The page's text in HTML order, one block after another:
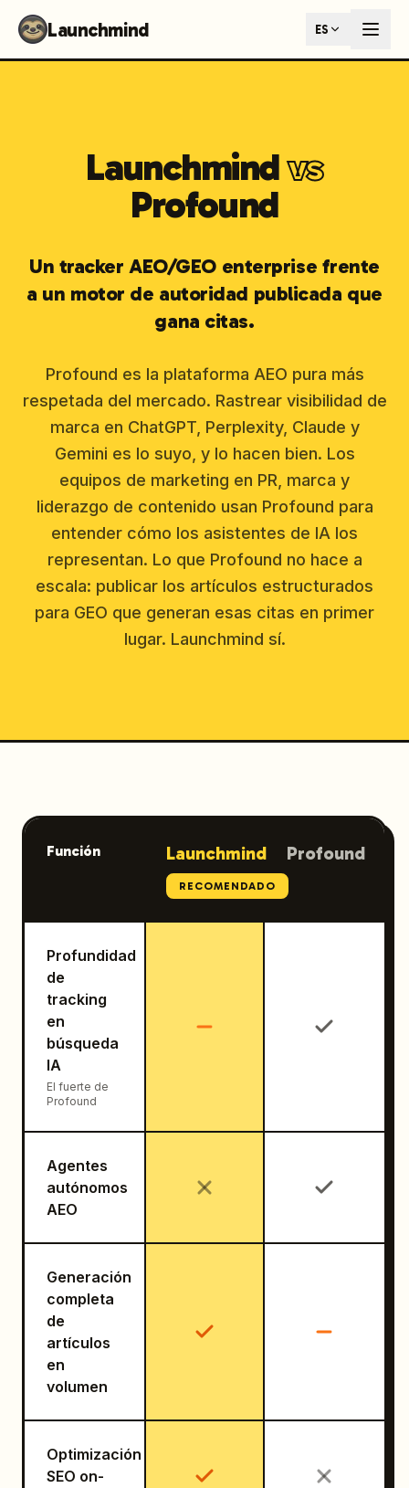
Launchmind - AI SEO Content Generator for Google &
AI-powered SEO articles that rank in both Google and AI
How It Works
Fixed monthly plans, no hourly rates. First article live
Follow Launchmind on X (Twitter) Connect with
Launchmind ES
Launchmindvs
Profound
Un tracker AEO/GEO enterprise frente
a un motor de autoridad publicada que
gana citas.
Profound es la plataforma AEO pura más
respetada del mercado. Rastrear visibilidad de
marca en ChatGPT, Perplexity, Claude y
Gemini es lo suyo, y lo hacen bien. Los
equipos de marketing en PR, marca y
liderazgo de contenido usan Profound para
entender cómo los asistentes de IA los
representan. Lo que Profound no hace a
escala: publicar los artículos estructurados
para GEO que generan esas citas en primer
lugar. Launchmind sí.
Función Launchmind
RECOMENDADO
Profound
Profundidad
de
tracking
en
búsqueda
IA
El fuerte de
Profound
Agentes
autónomos
AEO
Generación
completa
de
artículos
en
volumen
Optimización
SEO on-